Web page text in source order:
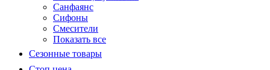
Санфаянс
Сифоны
Смесители
Показать все
Сезонные товары